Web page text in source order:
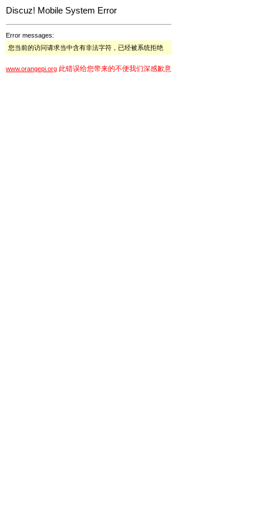
Discuz! Mobile System Error
Error messages:
您当前的访问请求当中含有非法字符，已经被系统拒绝
www.orangepi.org 此错误给您带来的不便我们深感歉意